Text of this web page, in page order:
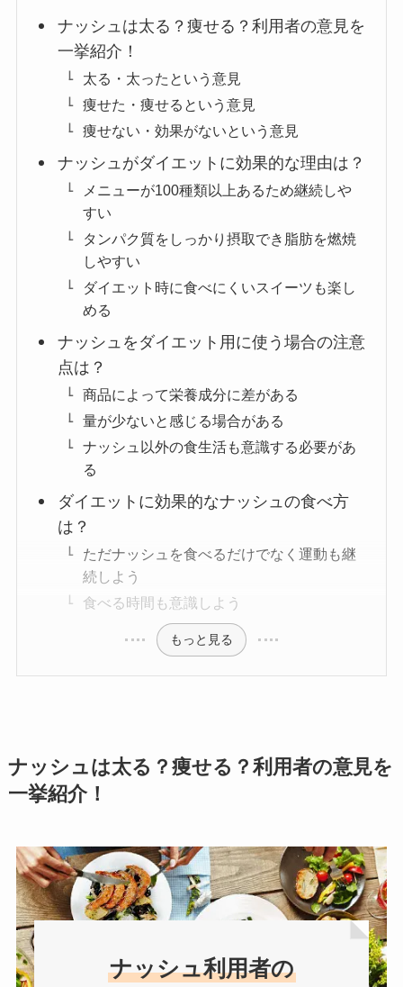
ナッシュは太る？痩せる？利用者の意見を
一挙紹介！
太る・太ったという意見
痩せた・痩せるという意見
痩せない・効果がないという意見
ナッシュがダイエットに効果的な理由は？
メニューが100種類以上あるため継続しや
すい
タンパク質をしっかり摂取でき脂肪を燃焼
しやすい
ダイエット時に食べにくいスイーツも楽し
める
ナッシュをダイエット用に使う場合の注意
点は？
商品によって栄養成分に差がある
量が少ないと感じる場合がある
ナッシュ以外の食生活も意識する必要があ
る
ダイエットに効果的なナッシュの食べ方
は？
ただナッシュを食べるだけでなく運動も継
続しよう
食べる時間も意識しよう
もっと見る
ナッシュは太る？痩せる？利用者の意見を
一挙紹介！
ナッシュ利用者の